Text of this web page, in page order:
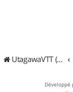
UtagawaVTT (Randos VTT et VTTAE avec traces GPS)
Développé